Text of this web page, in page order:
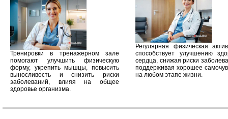
Тренировки в тренажерном зале
помогают улучшить физическую
форму, укрепить мышцы, повысить
выносливость и снизить риски
заболеваний, влияя на общее
здоровье организма.
Регулярная физическая
способствует улучшению
сердца, снижая риски
поддерживая хорошее
на любом этапе жизни.